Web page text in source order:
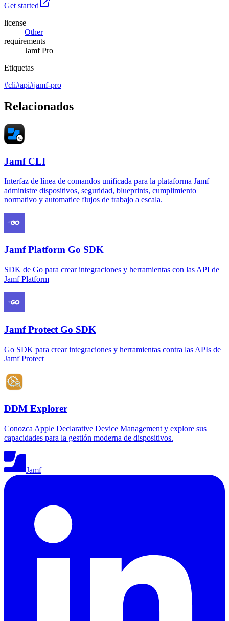
Get started
license
Other
requirements
Jamf Pro
Etiquetas
#cli#api#jamf-pro
Relacionados
Jamf CLI
Interfaz de línea de comandos unificada para la plataforma Jamf —
administre dispositivos, seguridad, blueprints, cumplimiento
normativo y automatice flujos de trabajo a escala.
Jamf Platform Go SDK
SDK de Go para crear integraciones y herramientas con las API de
Jamf Platform
Jamf Protect Go SDK
Go SDK para crear integraciones y herramientas contra las APIs de
Jamf Protect
DDM Explorer
Conozca Apple Declarative Device Management y explore sus
capacidades para la gestión moderna de dispositivos.
Jamf